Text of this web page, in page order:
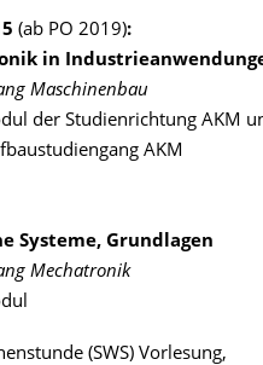
(ab PO 2019):
in
Maschinenbau
der Studienrichtung AKM
AKM
Systeme, Grundlagen
Mechatronik
(SWS) Vorlesung,